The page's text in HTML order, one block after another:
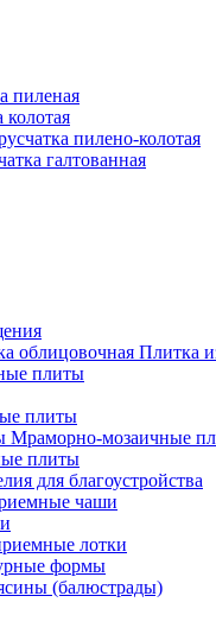
пиленая
колотая
пилено-колотая
галтованная
облицовочная Плитка
плиты
плиты
Мраморно-мозаичные
плиты
для благоустройства
чаши
лотки
формы
(балюстрады)